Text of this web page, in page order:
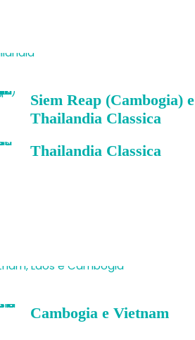
Siem Reap (Cambogia) e
Thailandia Classica
Thailandia Classica
Cambogia e Vietnam